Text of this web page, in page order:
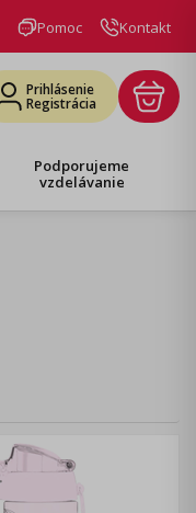
Pomoc Kontakt
Prihlásenie
Registrácia
Podporujeme
vzdelávanie